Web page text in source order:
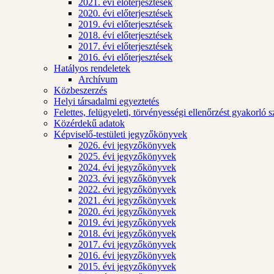
2021. évi előterjesztések
2020. évi előterjesztések
2019. évi előterjesztések
2018. évi előterjesztések
2017. évi előterjesztések
2016. évi előterjesztések
Hatályos rendeletek
Archívum
Közbeszerzés
Helyi társadalmi egyeztetés
Felettes, felügyeleti, törvényességi ellenőrzést gyakorló
Közérdekű adatok
Képviselő-testületi jegyzőkönyvek
2026. évi jegyzőkönyvek
2025. évi jegyzőkönyvek
2024. évi jegyzőkönyvek
2023. évi jegyzőkönyvek
2022. évi jegyzőkönyvek
2021. évi jegyzőkönyvek
2020. évi jegyzőkönyvek
2019. évi jegyzőkönyvek
2018. évi jegyzőkönyvek
2017. évi jegyzőkönyvek
2016. évi jegyzőkönyvek
2015. évi jegyzőkönyvek